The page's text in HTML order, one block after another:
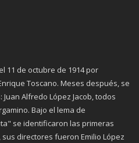
11 de octubre de 1914 por
Toscano. Meses después, se
Alfredo López Jacob, todos
Bajo el lema de
se identificaron las primeras
sus directores fueron Emilio López